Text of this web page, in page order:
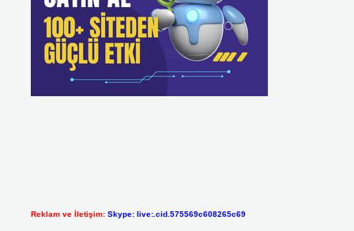
Reklam ve İletişim: Skype: live:.cid.575569c608265c69